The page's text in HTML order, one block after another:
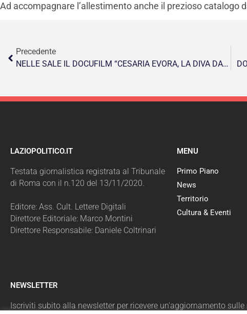
Ad accompagnare l’allestimento anche il prezioso catalogo
Precedente
NELLE SALE IL DOCUFILM “CESARIA EVORA, LA DIVA DAI PIEDI SCALZI”
LAZIOPOLITICO.IT
Testata giornalistica registrata al Tribunale
di Roma con il n.120 del 13/11/2020.
Editore: Ass. Cult. Lettere Digitali
Direttore Editoriale: Marco Montini
Direttore Responsabile: Daniele Coltrinari
MENU
Primo Piano
News
Territorio
Cultura & Eventi
NEWSLETTER
Iscriviti subito alla newsletter per ricevere un'aggiornamento